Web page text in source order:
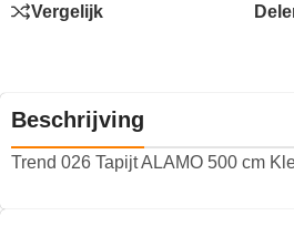
Vergelijk
Beschrijving
Trend 026 Tapijt ALAMO 500 cm